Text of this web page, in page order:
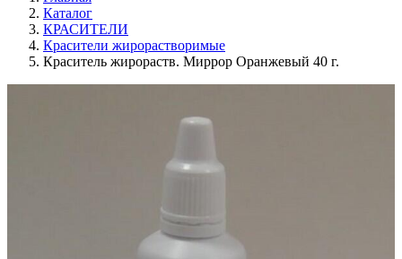
Каталог
КРАСИТЕЛИ
Красители жирорастворимые
Краситель жирораств. Миррор Оранжевый 40 г.